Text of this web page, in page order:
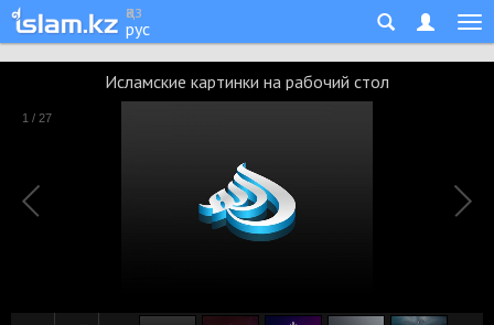
қаз
рус
Исламские картинки на рабочий стол
1 / 27